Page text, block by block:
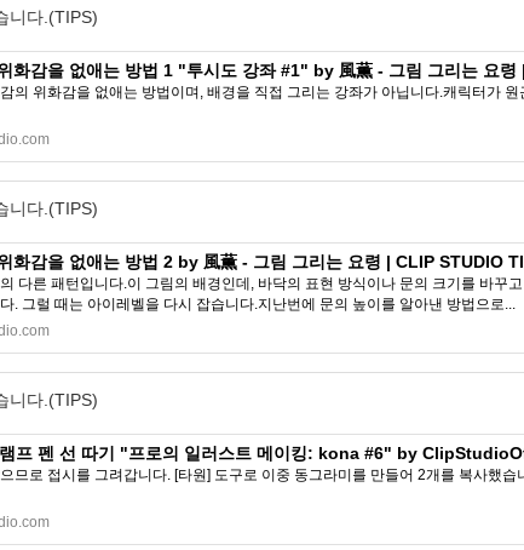
니다.(TIPS)
화감을 없애는 방법 1 "투시도 강좌 #1" by 風薫 - 그림 그리는 요령
의 위화감을 없애는 방법이며, 배경을 직접 그리는 강좌가 아닙니다.캐릭터가
니다.(TIPS)
화감을 없애는 방법 2 by 風薫 - 그림 그리는 요령 | CLIP STUDIO
다른 패턴입니다.이 그림의 배경인데, 바닥의 표현 방식이나 문의 크기를 바꾸
. 그럴 때는 아이레벨을 다시 잡습니다.지난번에 문의 높이를 알아낸 방법으로...
니다.(TIPS)
프 펜 선 따기 "프로의 일러스트 메이킹: kona #6" by
므로 접시를 그려갑니다. [타원] 도구로 이중 동그라미를 만들어 2개를 복사했